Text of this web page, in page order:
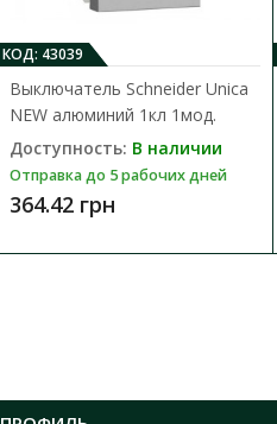
КОД: 43039
Выключатель Schneider Unica
NEW алюминий 1кл 1мод.
Доступность: В наличии
Отправка до 5 рабочих дней
364.42 грн